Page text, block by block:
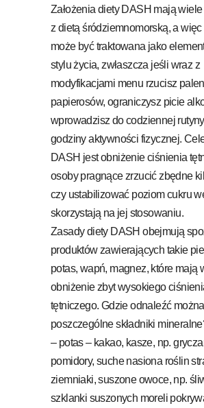
Założenia diety DASH mają
z dietą śródziemnomorską, a więc
może być traktowana jako
stylu życia, zwłaszcza jeśli wraz z
modyfikacjami menu rzucisz
papierosów, ograniczysz picie
wprowadzisz do codziennej rutyny
godziny aktywności fizycznej.
DASH jest obniżenie ciśnienia
osoby pragnące zrzucić zbędne
czy ustabilizować poziom cukru
skorzystają na jej stosowaniu.
Zasady diety DASH obejmują
produktów zawierających takie
potas, wapń, magnez, które mają
obniżenie zbyt wysokiego
tętniczego. Gdzie odnaleźć można
poszczególne składniki
– potas – kakao, kasze, np.
pomidory, suche nasiona roślin
ziemniaki, suszone owoce, np.
szklanki suszonych moreli